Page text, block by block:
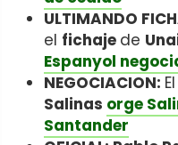
ULTIMANDO
el fichaje de
Espanyol
NEGOCIACION: El
Salinas orge
Santander